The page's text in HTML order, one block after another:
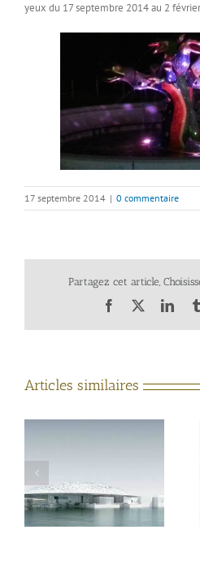
yeux du 17 septembre 2014 au 2
17 septembre 2014 | 0 commentaire
Partagez cet article,
Facebook
Articles similaires
du printemps de la
sculpture à Saint
Ambroix (Gard)